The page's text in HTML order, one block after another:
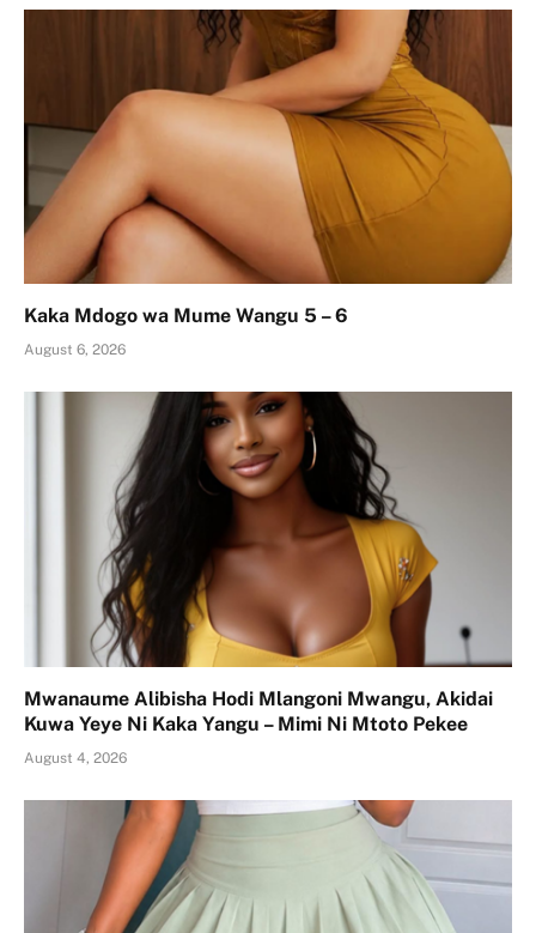
Kaka Mdogo wa Mume Wangu 5 – 6
August 6, 2026
Mwanaume Alibisha Hodi Mlangoni Mwangu, Akidai
Kuwa Yeye Ni Kaka Yangu – Mimi Ni Mtoto Pekee
August 4, 2026